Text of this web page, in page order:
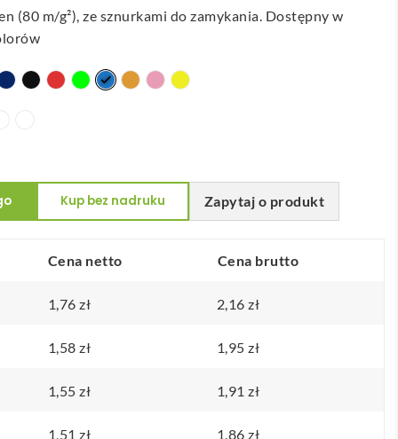
(80 m/g²), ze sznurkami do zamykania. Dostępny w
Zapytaj o produkt
Kup bez nadruku
Cena netto Cena brutto
1,76zł 2,16zł
1,58zł 1,95zł
1,55zł 1,91zł
1,51zł 1,86zł